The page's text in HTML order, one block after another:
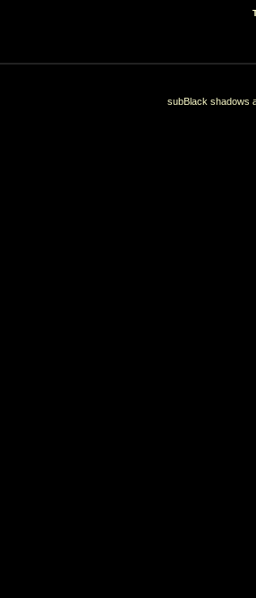
subBlack shadows